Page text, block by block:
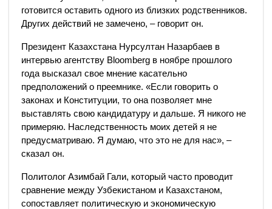
готовится оставить одного из близких родственников.
Других действий не замечено, – говорит он.
Президент Казахстана Нурсултан Назарбаев в
интервью агентству Bloomberg в ноябре прошлого
года высказал свое мнение касательно
предположений о преемнике. «Если говорить о
законах и Конституции, то она позволяет мне
выставлять свою кандидатуру и дальше. Я никого не
примеряю. Наследственность моих детей я не
предусматриваю. Я думаю, что это не для нас», –
сказал он.
Политолог Азимбай Гали, который часто проводит
сравнение между Узбекистаном и Казахстаном,
сопоставляет политическую и экономическую